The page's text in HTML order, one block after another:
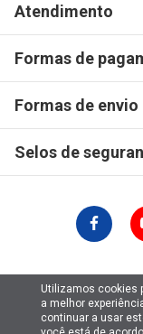
Atendimento
Formas de
Formas de envio
Selos de
Copyright ©
Lima Hobbies
Utilizamos cookies
a melhor
continuar a usar